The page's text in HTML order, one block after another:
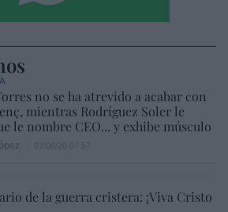
no se ha atrevido a acabar con
mientras Rodríguez Soler le
le nombre CEO... y exhibe músculo
de la guerra cristera: ¡Viva Cristo